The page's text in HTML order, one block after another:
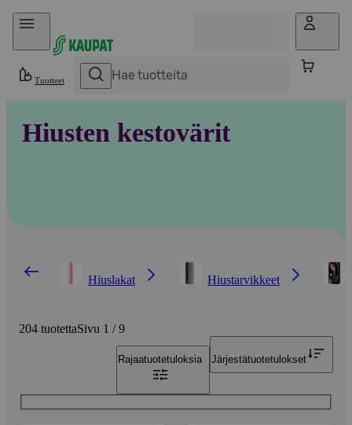
Hyppää sisältöön
Tuotteet
Hiusten kestovärit
Hiuslakat Hiustarvikkeet
204 tuotettaSivu 1 / 9
Rajaatuotetuloksia Järjestätuotetulokset